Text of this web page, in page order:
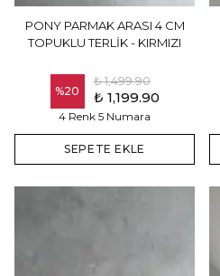
PONY PARMAK ARASI 4 CM
TOPUKLU TERLİK - KIRMIZI
%20
₺ 1,499.90
₺ 1,199.90
4 Renk 5 Numara
SEPETE EKLE